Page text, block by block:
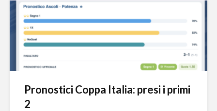
Pronostici Coppa Italia: presi i primi
2